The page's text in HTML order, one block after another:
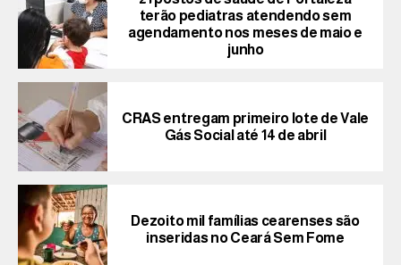
terão pediatras atendendo sem
agendamento nos meses de maio e
junho
CRAS entregam primeiro lote de Vale
Gás Social até 14 de abril
Dezoito mil famílias cearenses são
inseridas no Ceará Sem Fome